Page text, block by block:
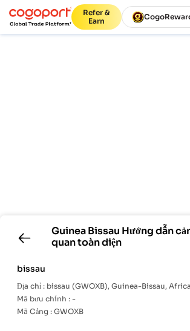
Refer &
Earn
Guinea Bissau Hướng dẫn
quan toàn diện
bissau
Địa chỉ : bissau (GWOXB), Guinea-Bissau, Africa
Mã bưu chính : -
Mã Cảng : GWOXB